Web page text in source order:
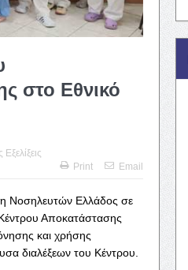
στο Εθνικό
Εξελίξεις
Print
Email
Νοσηλευτών Ελλάδος σε
Αποκατάστασης
και χρήσης
διαλέξεων του Κέντρου.